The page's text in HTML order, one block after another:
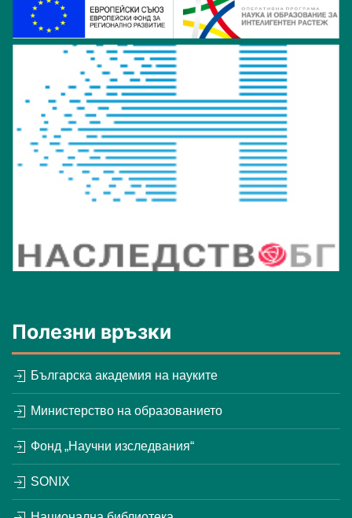
Полезни връзки
Българска академия на науките
Министерство на образованието
Фонд „Научни изследвания“
SONIX